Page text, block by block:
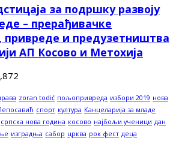
за подршку развоју
– прерађивачке
привреде и предузетништва
АП Косово и Метохија
zoran todić пољопривреда избори 2019 нова
спорт култура Канцеларија за младе
српска нова година косово најбољи ученици дан
изградња сабор црква рок фест деца